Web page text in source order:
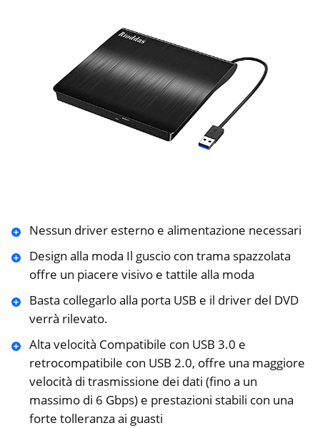
Nessun driver esterno e alimentazione necessari
Design alla moda Il guscio con trama spazzolata
offre un piacere visivo e tattile alla moda
Basta collegarlo alla porta USB e il driver del DVD
verrà rilevato.
Alta velocità Compatibile con USB 3.0 e
retrocompatibile con USB 2.0, offre una maggiore
velocità di trasmissione dei dati (fino a un
massimo di 6 Gbps) e prestazioni stabili con una
forte tolleranza ai guasti